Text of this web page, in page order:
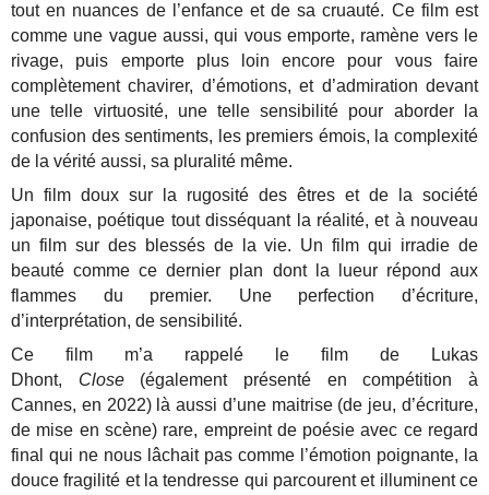
tout en nuances de l’enfance et de sa cruauté. Ce film est
comme une vague aussi, qui vous emporte, ramène vers le
rivage, puis emporte plus loin encore pour vous faire
complètement chavirer, d’émotions, et d’admiration devant
une telle virtuosité, une telle sensibilité pour aborder la
confusion des sentiments, les premiers émois, la complexité
de la vérité aussi, sa pluralité même.
Un film doux sur la rugosité des êtres et de la société
japonaise, poétique tout disséquant la réalité, et à nouveau
un film sur des blessés de la vie. Un film qui irradie de
beauté comme ce dernier plan dont la lueur répond aux
flammes du premier. Une perfection d’écriture,
d’interprétation, de sensibilité.
Ce film m’a rappelé le film de Lukas
Dhont, Close(également présenté en compétition à
Cannes, en 2022) là aussi d’une maitrise (de jeu, d’écriture,
de mise en scène) rare, empreint de poésie avec ce regard
final qui ne nous lâchait pas comme l’émotion poignante, la
douce fragilité et la tendresse qui parcourent et illuminent ce